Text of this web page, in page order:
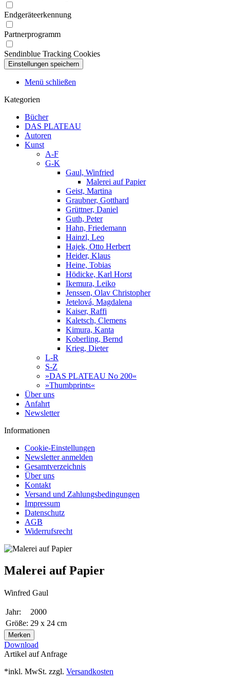
Endgeräteerkennung
Partnerprogramm
Sendinblue Tracking Cookies
Menü schließen
Kategorien
Bücher
DAS PLATEAU
Autoren
Kunst
A-F
G-K
Gaul, Winfried
Malerei auf Papier
Geist, Martina
Graubner, Gotthard
Grüttner, Daniel
Guth, Peter
Hahn, Friedemann
Hainzl, Leo
Hajek, Otto Herbert
Heider, Klaus
Heine, Tobias
Hödicke, Karl Horst
Ikemura, Leiko
Jenssen, Olav Christopher
Jetelová, Magdalena
Kaiser, Raffi
Kaletsch, Clemens
Kimura, Kanta
Koberling, Bernd
Krieg, Dieter
L-R
S-Z
»DAS PLATEAU No 200«
»Thumbprints«
Über uns
Anfahrt
Newsletter
Informationen
Cookie-Einstellungen
Newsletter anmelden
Gesamtverzeichnis
Über uns
Kontakt
Versand und Zahlungsbedingungen
Impressum
Datenschutz
AGB
Widerrufsrecht
Malerei auf Papier
Winfred Gaul
Jahr:
2000
Größe: 29 x 24 cm
Merken
Download
Artikel auf Anfrage
*inkl. MwSt. zzgl. Versandkosten